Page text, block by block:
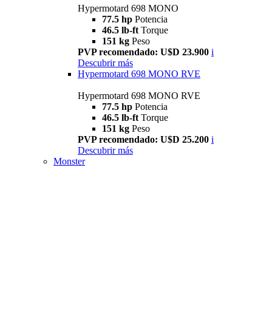
Hypermotard 698 MONO
77.5 hp Potencia
46.5 lb-ft Torque
151 kg Peso
PVP recomendado: U$D 23.900 i
Descubrir más
Hypermotard 698 MONO RVE
Hypermotard 698 MONO RVE
77.5 hp Potencia
46.5 lb-ft Torque
151 kg Peso
PVP recomendado: U$D 25.200 i
Descubrir más
Monster